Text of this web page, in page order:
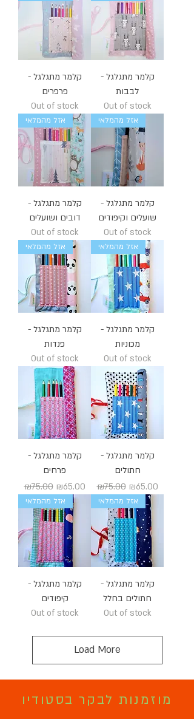
קלמר מתגלגל -
פרפרים
Out of stock
קלמר מתגלגל -
לבבות
Out of stock
אזל מהמלאי
קלמר מתגלגל -
דובים ושועלים
Out of stock
אזל מהמלאי
קלמר מתגלגל -
שועלים וקיפודים
Out of stock
אזל מהמלאי
קלמר מתגלגל -
פנדות
Out of stock
אזל מהמלאי
קלמר מתגלגל -
מכוניות
Out of stock
קלמר מתגלגל -
פרחים
Regular Price
₪75.00 Sale Price
₪65.00
קלמר מתגלגל -
חתולים
Regular Price
₪75.00 Sale Price
₪65.00
אזל מהמלאי
קלמר מתגלגל -
קיפודים
Out of stock
אזל מהמלאי
קלמר מתגלגל -
חתולים בחלל
Out of stock
Load More
מוזמנות לבקר בסטודיו